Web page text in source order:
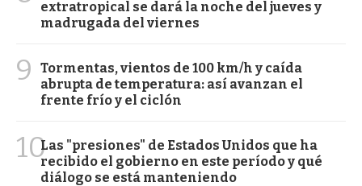
extratropical se dará la noche del jueves y
madrugada del viernes
9
Tormentas, vientos de 100 km/h y caída
abrupta de temperatura: así avanzan el
frente frío y el ciclón
10Las "presiones" de Estados Unidos que ha
recibido el gobierno en este período y qué
diálogo se está manteniendo